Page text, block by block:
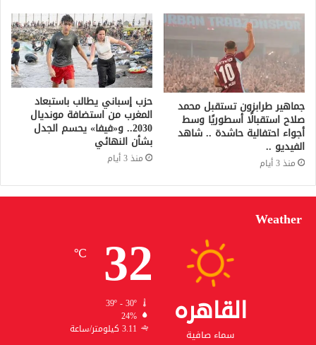
جماهير طرابزون تستقبل محمد
صلاح استقبالًا أسطوريًا وسط
أجواء احتفالية حاشدة .. شاهد
الفيديو ..
منذ 3 أيام
حزب إسباني يطالب باستبعاد
المغرب من استضافة مونديال
2030.. و«فيفا» يحسم الجدل
بشأن النهائي
منذ 3 أيام
Weather
القاهره
سماء صافية
32
℃
39º - 30º
24%
3.11 كيلومتر/ساعة